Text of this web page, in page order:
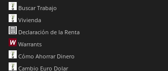
Buscar Trabajo
Vivienda
Declaración de la Renta
Warrants
Cómo Ahorrar Dinero
Cambio Euro Dolar